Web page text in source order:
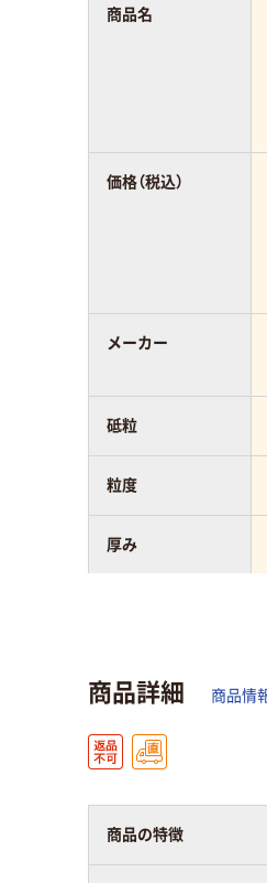
商品名
価格（税込）
メーカー
砥粒
粒度
厚み
商品詳細 商品情
商品の特徴